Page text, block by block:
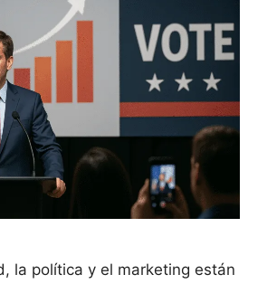
la política y el marketing están